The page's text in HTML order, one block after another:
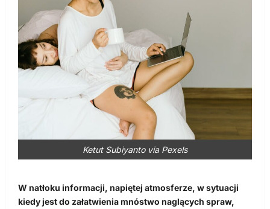
Ketut Subiyanto via Pexels
W natłoku informacji, napiętej atmosferze, w sytuacji
kiedy jest do załatwienia mnóstwo naglących spraw,